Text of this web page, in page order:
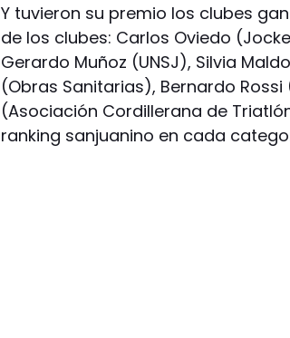
Y tuvieron su premio los clubes
de los clubes: Carlos Oviedo
Gerardo Muñoz (UNSJ), Silvia
(Obras Sanitarias), Bernardo
(Asociación Cordillerana de
ranking sanjuanino en cada